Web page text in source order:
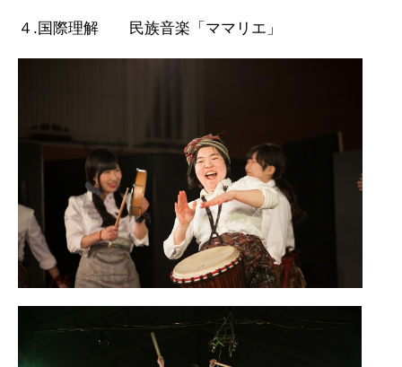
４.国際理解 民族音楽「ママリエ」